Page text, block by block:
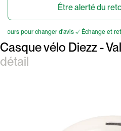
Être alerté du
pour changer d'avis Échange et
Casque vélo Diezz -
détail